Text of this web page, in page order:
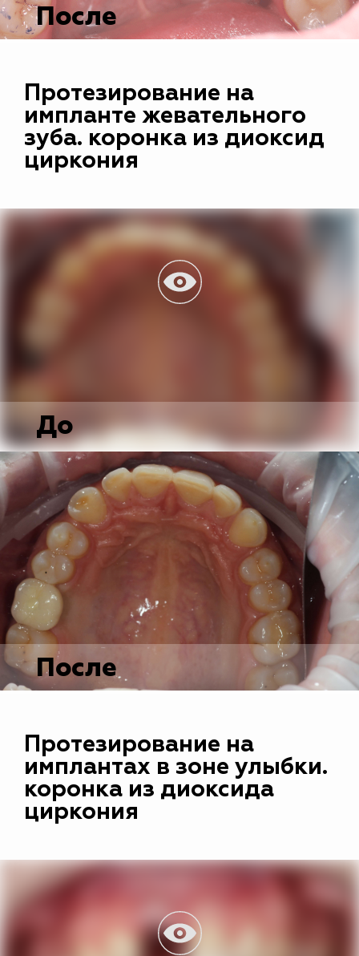
После
Протезирование на
импланте жевательного
зуба. коронка из диоксид
циркония
До
После
Протезирование на
имплантах в зоне улыбки.
коронка из диоксида
циркония